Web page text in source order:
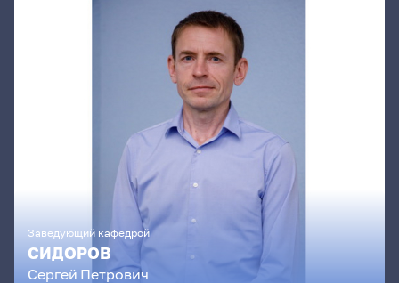
Заведующий кафедрой
СИДОРОВ
Сергей Петрович